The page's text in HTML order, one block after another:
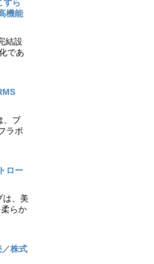
すら
機能
結設
であ
、ブ
ラボ
ロー
は、美
らか
株式